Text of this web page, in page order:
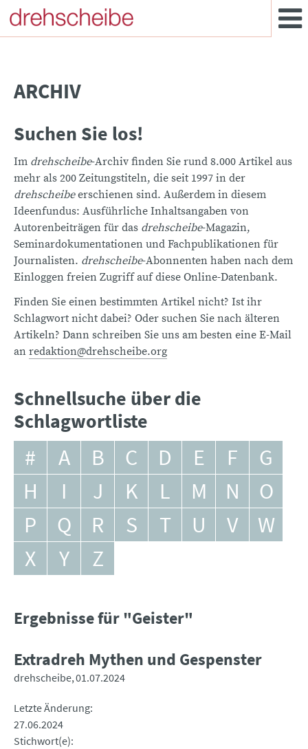
ARCHIV
Suchen Sie los!
Im drehscheibe-Archiv finden Sie rund 8.000 Artikel aus
mehr als 200 Zeitungstiteln, die seit 1997 in der
drehscheibeerschienen sind. Außerdem in diesem
Ideenfundus: Ausführliche Inhaltsangaben von
Autorenbeiträgen für das drehscheibe-Magazin,
Seminardokumentationen und Fachpublikationen für
Journalisten. drehscheibe-Abonnenten haben nach dem
Einloggen freien Zugriff auf diese Online-Datenbank.
Finden Sie einen bestimmten Artikel nicht? Ist ihr
Schlagwort nicht dabei? Oder suchen Sie nach älteren
Artikeln? Dann schreiben Sie uns am besten eine E-Mail
an redaktion@drehscheibe.org
Schnellsuche über die
Schlagwortliste
# A B C D E F
G
H
I J K L M N
O
P
Q R S T U V
W
X
Y Z
Ergebnisse für "Geister"
Extradreh Mythen und Gespenster
drehscheibe 01.07.2024
Letzte Änderung
27.06.2024
Stichwort(e)